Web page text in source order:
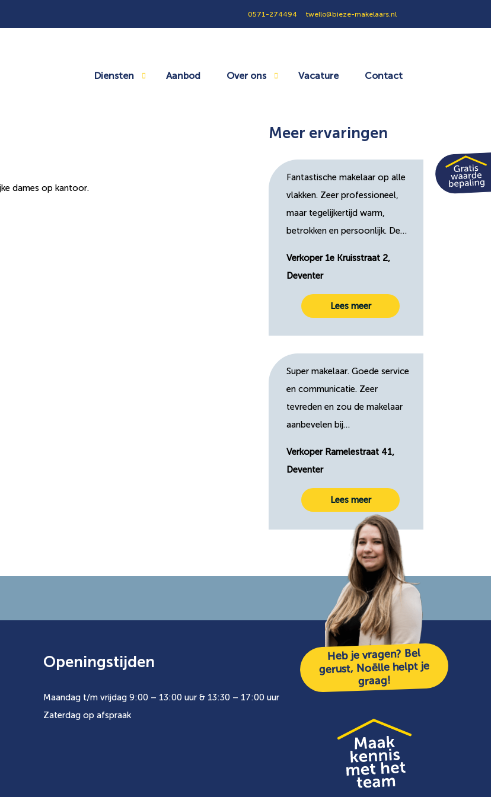
0571-274494 twello@bieze-makelaars.nl
Diensten Aanbod Over ons Vacature Contact
dames op kantoor.
Meer ervaringen
Fantastische makelaar op alle
vlakken. Zeer professioneel,
maar tegelijkertijd warm,
betrokken en persoonlijk. De…
Verkoper 1e Kruisstraat 2,
Deventer
Lees meer
Super makelaar. Goede service
en communicatie. Zeer
tevreden en zou de makelaar
aanbevelen bij…
Verkoper Ramelestraat 41,
Deventer
Lees meer
Openingstijden
Maandag t/m vrijdag 9:00 – 13:00 uur & 13:30 – 17:00 uur
Zaterdag op afspraak
Heb je vragen? Bel
gerust, Noëlle helpt je
graag!